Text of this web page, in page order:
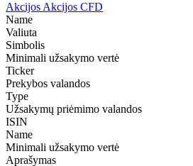
Akcijos Akcijos CFD
Name
Valiuta
Simbolis
Minimali užsakymo vertė
Ticker
Prekybos valandos
Type
Užsakymų priėmimo valandos
ISIN
Name
Minimali užsakymo vertė
Aprašymas